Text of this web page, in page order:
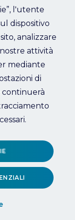
l'utente
dispositivo
analizzare
attività
mediante
di